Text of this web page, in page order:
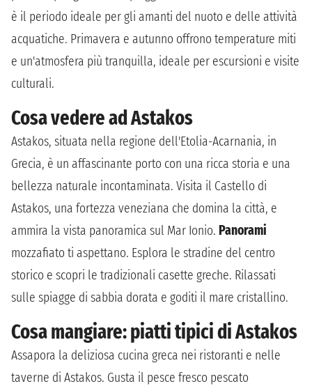
è il periodo ideale per gli amanti del nuoto e delle attività
acquatiche. Primavera e autunno offrono temperature miti
e un'atmosfera più tranquilla, ideale per escursioni e visite
culturali.
Cosa vedere ad Astakos
Astakos, situata nella regione dell'Etolia-Acarnania, in
Grecia, è un affascinante porto con una ricca storia e una
bellezza naturale incontaminata. Visita il Castello di
Astakos, una fortezza veneziana che domina la città, e
ammira la vista panoramica sul Mar Ionio. Panorami
mozzafiato ti aspettano. Esplora le stradine del centro
storico e scopri le tradizionali casette greche. Rilassati
sulle spiagge di sabbia dorata e goditi il mare cristallino.
Cosa mangiare: piatti tipici di Astakos
Assapora la deliziosa cucina greca nei ristoranti e nelle
taverne di Astakos. Gusta il pesce fresco pescato